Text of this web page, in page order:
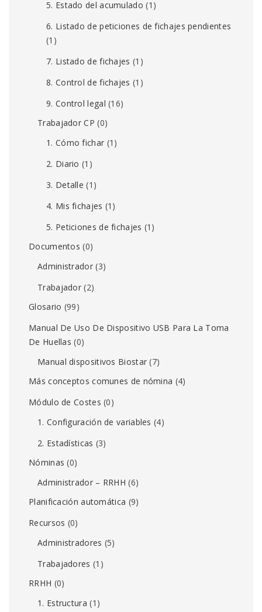
5. Estado del acumulado (1)
6. Listado de peticiones de fichajes pendientes
(1)
7. Listado de fichajes (1)
8. Control de fichajes (1)
9. Control legal (16)
Trabajador CP (0)
1. Cómo fichar (1)
2. Diario (1)
3. Detalle (1)
4. Mis fichajes (1)
5. Peticiones de fichajes (1)
Documentos (0)
Administrador(3)
Trabajador (2)
Glosario (99)
Manual De Uso De Dispositivo USB Para La Toma
De Huellas (0)
Manual dispositivos Biostar (7)
Más conceptos comunes de nómina (4)
Módulo de Costes (0)
1. Configuración de variables (4)
2. Estadísticas (3)
Nóminas (0)
Administrador – RRHH (6)
Planificación automática (9)
Recursos (0)
Administradores (5)
Trabajadores (1)
RRHH (0)
1. Estructura (1)